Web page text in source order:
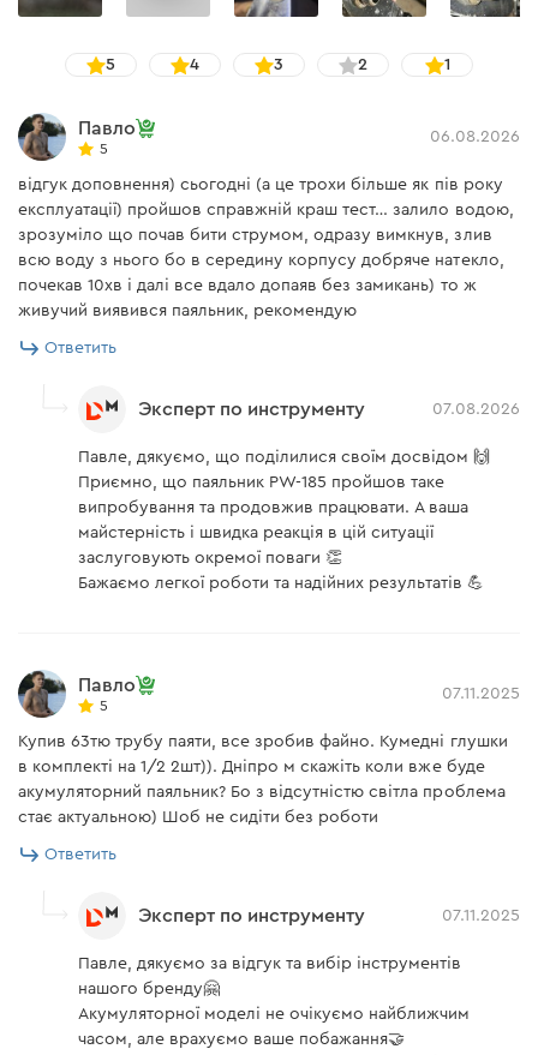
Приступить к выполнению работ можно сразу, ведь
необходимого диаметра (20-63 мм), уровнем,
рулеткой, рукавицами и ножницами для труб, а кейс
позволит удобно переносить и надежно хранить
инструмент и оснастку.
Насадка 50 мм есть
Насадка 63 мм есть
Паяльник
Подставка
Рулетка 3м есть
Труборез есть
Уровень
Шестигранник
Инструкция пользователя
Скачать инструкцию
5 4 3 2 1
Павло
5
06.08.2026
відгук доповнення) сьогодні (а це трохи більше як пів року
експлуатації) пройшов справжній краш тест… залило водою,
зрозуміло що почав бити струмом, одразу вимкнув, злив
всю воду з нього бо в середину корпусу добряче натекло,
почекав 10хв і далі все вдало допаяв без замикань) то ж
живучий виявився паяльник, рекомендую
Ответить
Эксперт по инструменту 07.08.2026
Павле, дякуємо, що поділилися своїм досвідом 🙌
Приємно, що паяльник PW-185 пройшов таке
випробування та продовжив працювати. А ваша
майстерність і швидка реакція в цій ситуації
заслуговують окремої поваги 👏
Бажаємо легкої роботи та надійних результатів 💪
Павло
5
07.11.2025
Купив 63тю трубу паяти, все зробив файно. Кумедні глушки
в комплекті на 1/2 2шт)). Дніпро м скажіть коли вже буде
акумуляторний паяльник? Бо з відсутністю світла проблема
стає актуальною) Шоб не сидіти без роботи
Ответить
Эксперт по инструменту 07.11.2025
Павле, дякуємо за відгук та вибір інструментів
нашого бренду🤗
Акумуляторної моделі не очікуємо найближчим
часом, але врахуємо ваше побажання🤝